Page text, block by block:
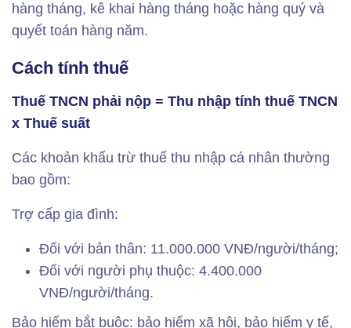
hàng tháng, kê khai hàng tháng hoặc hàng quý và
quyết toán hàng năm.
Cách tính thuế
Thuế TNCN phải nộp = Thu nhập tính thuế TNCN
x Thuế suất
Các khoản khấu trừ thuế thu nhập cá nhân thường
bao gồm:
Trợ cấp gia đình:
Đối với bản thân: 11.000.000 VNĐ/người/tháng;
Đối với người phụ thuộc: 4.400.000
VNĐ/người/tháng.
Bảo hiểm bắt buộc: bảo hiểm xã hội, bảo hiểm y tế,